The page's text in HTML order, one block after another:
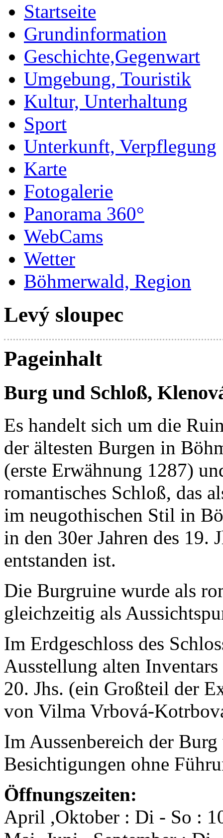
Startseite
Grundinformation
Geschichte,Gegenwart
Umgebung, Touristik
Kultur, Unterhaltung
Sport
Unterkunft, Verpflegung
Karte
Fotogalerie
Panorama 360°
WebCams
Wetter
Böhmerwald, Region
Levý sloupec
Pageinhalt
Burg und Schloß,
Es handelt sich um die
der ältesten Burgen in
(erste Erwähnung 1287)
romantisches Schloß, das
im neugothischen Stil in
in den 30er Jahren des 19.
entstanden ist.
Die Burgruine wurde als
gleichzeitig als
Im Erdgeschloss des
Ausstellung alten
20. Jhs. (ein Großteil der
von Vilma Vrbová-
Im Aussenbereich der
Besichtigungen ohne
Öffnungszeiten:
April ,Oktober : Di - So :